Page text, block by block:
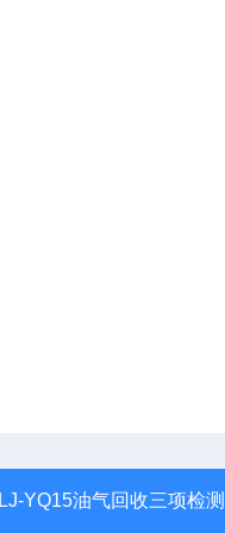
LJ-YQ15油气回收三项检